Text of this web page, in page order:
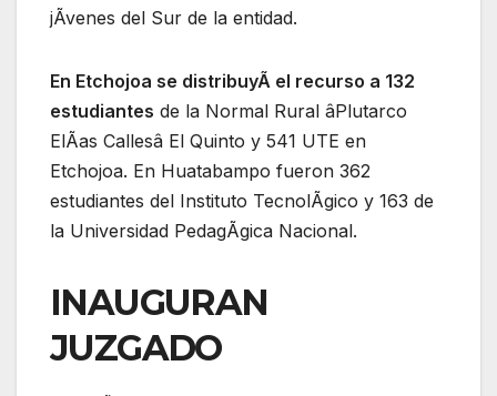
jÃvenes del Sur de la entidad.
En Etchojoa se distribuyÃ el recurso a 132
estudiantes de la Normal Rural âPlutarco
ElÃas Callesâ El Quinto y 541 UTE en
Etchojoa. En Huatabampo fueron 362
estudiantes del Instituto TecnolÃgico y 163 de
la Universidad PedagÃgica Nacional.
INAUGURAN
JUZGADO